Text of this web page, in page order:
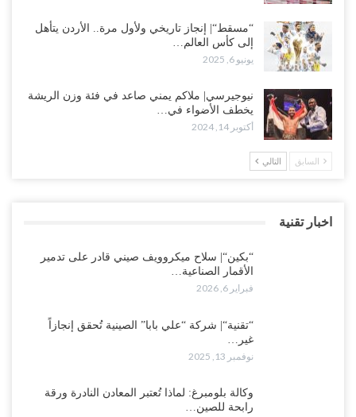
“مسقط“| إنجاز تاريخي ولأول مرة.. الأردن يتأهل
إلى كأس العالم…
يونيو 6, 2025
نيوجيرسي| ملاكم يمني صاعد في فئة وزن الريشة
يخطف الأضواء في…
أكتوبر 14, 2024
السابق التالي
اخبار تقنية
“بكين“| سلاح ميكروويف صيني قادر على تدمير
الأقمار الصناعية…
فبراير 6, 2026
“تقنية“| شركة “علي بابا” الصينية تُحقق إنجازاً
غير…
نوفمبر 13, 2025
وكالة بلومبرغ: لماذا تُعتبر المعادن النادرة ورقة
رابحة للصين…